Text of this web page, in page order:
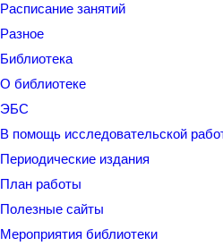
Расписание занятий
Разное
Библиотека
О библиотеке
ЭБС
В помощь исследовательской
Периодические издания
План работы
Полезные сайты
Мероприятия библиотеки